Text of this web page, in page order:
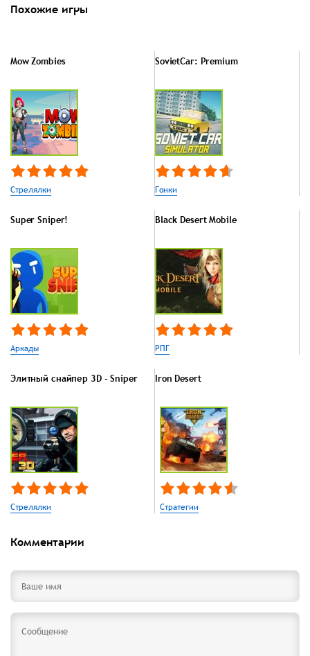
Похожие игры
Mow Zombies
Стрелялки
SovietCar: Premium
Гонки
Super Sniper!
Аркады
Black Desert Mobile
РПГ
Элитный снайпер 3D - Sniper
Стрелялки
Iron Desert
Стратегии
Комментарии